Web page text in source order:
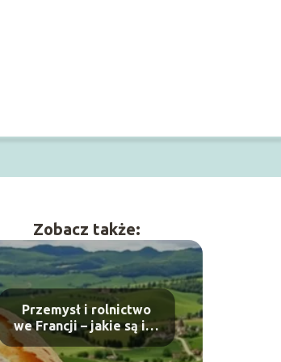
Zobacz także:
Przemysł i rolnictwo
we Francji – jakie są ich
cechy
charakterystyczne?